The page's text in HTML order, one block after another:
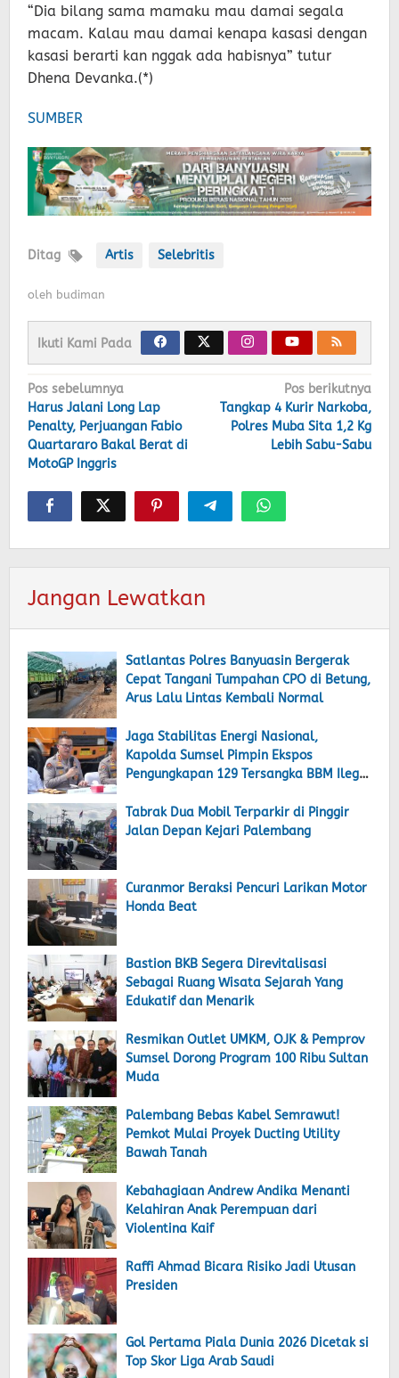
“Dia bilang sama mamaku mau damai segala
macam. Kalau mau damai kenapa kasasi dengan
kasasi berarti kan nggak ada habisnya” tutur
Dhena Devanka.(*)
SUMBER
Ditag Artis Selebritis
oleh budiman
Ikuti Kami Pada
Navigasi
pos
Pos sebelumnya
Harus Jalani Long Lap
Penalty, Perjuangan Fabio
Quartararo Bakal Berat di
MotoGP Inggris
Pos berikutnya
Tangkap 4 Kurir Narkoba,
Polres Muba Sita 1,2 Kg
Lebih Sabu-Sabu
Jangan Lewatkan
Satlantas Polres Banyuasin Bergerak
Cepat Tangani Tumpahan CPO di Betung,
Arus Lalu Lintas Kembali Normal
Jaga Stabilitas Energi Nasional,
Kapolda Sumsel Pimpin Ekspos
Pengungkapan 129 Tersangka BBM Ilegal
Tabrak Dua Mobil Terparkir di Pinggir
Jalan Depan Kejari Palembang
Curanmor Beraksi Pencuri Larikan Motor
Honda Beat
Bastion BKB Segera Direvitalisasi
Sebagai Ruang Wisata Sejarah Yang
Edukatif dan Menarik
Resmikan Outlet UMKM, OJK & Pemprov
Sumsel Dorong Program 100 Ribu Sultan
Muda
Palembang Bebas Kabel Semrawut!
Pemkot Mulai Proyek Ducting Utility
Bawah Tanah
Kebahagiaan Andrew Andika Menanti
Kelahiran Anak Perempuan dari
Violentina Kaif
Raffi Ahmad Bicara Risiko Jadi Utusan
Presiden
Gol Pertama Piala Dunia 2026 Dicetak si
Top Skor Liga Arab Saudi